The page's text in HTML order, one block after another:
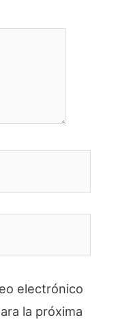
electrónico
la próxima